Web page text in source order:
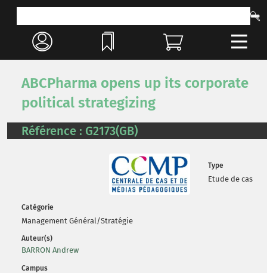
ABCPharma opens up its corporate
political strategizing
Référence : G2173(GB)
Type
Etude de cas
Catégorie
Management Général/Stratégie
Auteur(s)
BARRON Andrew
Campus